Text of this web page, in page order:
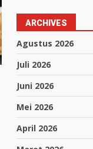
ARCHIVES
Agustus 2026
Juli 2026
Juni 2026
Mei 2026
April 2026